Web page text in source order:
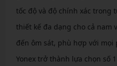
tốc độ và độ chính xác trong
thiết kế đa dạng cho cả nam
đến ôm sát, phù hợp với mọi
Yonex trở thành lựa chọn số